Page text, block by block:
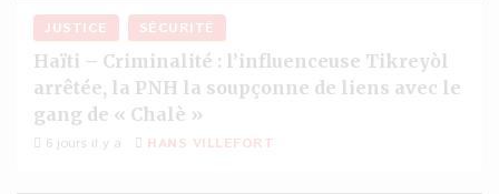
JUSTICE SÉCURITÉ
Haïti – Criminalité : l’influenceuse Tikreyòl
arrêtée, la PNH la soupçonne de liens avec le
gang de « Chalè »
6 jours il y a HANS VILLEFORT